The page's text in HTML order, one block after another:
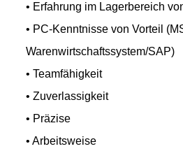
• Erfahrung im Lagerbereich
• PC-Kenntnisse von Vorteil
Warenwirtschaftssystem/SAP)
• Teamfähigkeit
• Zuverlassigkeit
• Präzise
• Arbeitsweise